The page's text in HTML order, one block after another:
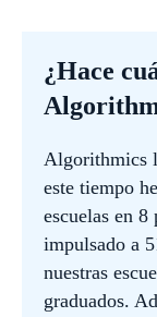
¿Hace
Algorithmics
este tiempo
escuelas en 8
impulsado a
nuestras
graduados.